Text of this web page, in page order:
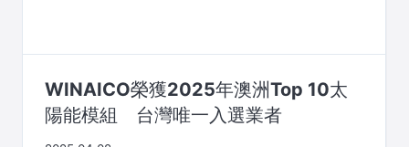
WINAICO榮獲2025年澳洲Top 10太
陽能模組 台灣唯一入選業者